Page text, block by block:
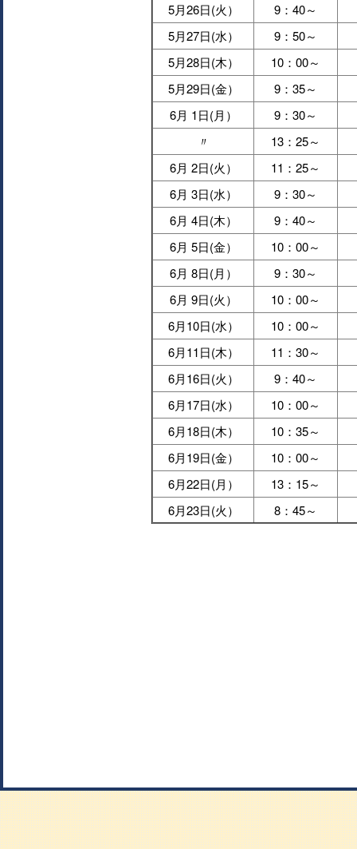
5月26日(火）
9：40～
5月27日(水）
9：50～
5月28日(木）
10：00～
5月29日(金）
9：35～
6月 1日(月）
9：30～
〃
13：25～
6月 2日(火）
11：25～
6月 3日(水）
9：30～
6月 4日(木）
9：40～
6月 5日(金）
10：00～
6月 8日(月）
9：30～
6月 9日(火）
10：00～
6月10日(水）
10：00～
6月11日(木）
11：30～
6月16日(火）
9：40～
6月17日(水）
10：00～
6月18日(木）
10：35～
6月19日(金）
10：00～
6月22日(月）
13：15～
6月23日(火）
8：45～